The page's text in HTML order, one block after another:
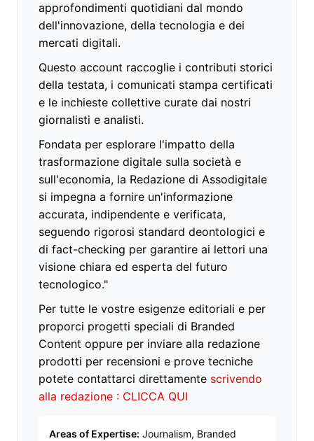
approfondimenti quotidiani dal mondo
dell'innovazione, della tecnologia e dei
mercati digitali.
Questo account raccoglie i contributi storici
della testata, i comunicati stampa certificati
e le inchieste collettive curate dai nostri
giornalisti e analisti.
Fondata per esplorare l'impatto della
trasformazione digitale sulla società e
sull'economia, la Redazione di Assodigitale
si impegna a fornire un'informazione
accurata, indipendente e verificata,
seguendo rigorosi standard deontologici e
di fact-checking per garantire ai lettori una
visione chiara ed esperta del futuro
tecnologico."
Per tutte le vostre esigenze editoriali e per
proporci progetti speciali di Branded
Content oppure per inviare alla redazione
prodotti per recensioni e prove tecniche
potete contattarci direttamente scrivendo
alla redazione : CLICCA QUI
Areas of Expertise: Journalism, Branded